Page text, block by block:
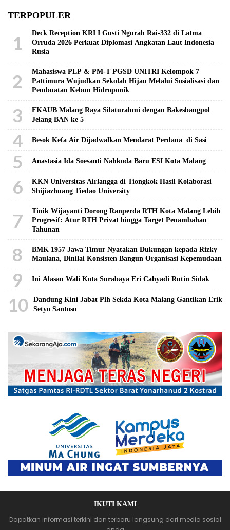
TERPOPULER
1
Deck Reception KRI I Gusti Ngurah Rai-332 di Latma
Orruda 2026 Perkuat Diplomasi Angkatan Laut Indonesia–
Rusia
2
Mahasiswa PLP & PM-T PGSD UNITRI Kelompok 7
Pattimura Wujudkan Sekolah Hijau Melalui Sosialisasi dan
Pembuatan Kebun Hidroponik
3
FKAUB Malang Raya Silaturahmi dengan Bakesbangpol
Jelang BAN ke 5
4 Besok Kefa Air Dijadwalkan Mendarat Perdana di Sasi
5 Anastasia Ida Soesanti Nahkoda Baru ESI Kota Malang
6
KKN Universitas Airlangga di Tiongkok Hasil Kolaborasi ​
Shijiazhuang Tiedao University
7
Tinik Wijayanti Dorong Ranperda RTH Kota Malang Lebih
Progresif: Atur RTH Privat hingga Target Penambahan
Tahunan
8
BMK 1957 Jawa Timur Nyatakan Dukungan kepada Rizky
Maulana, Dinilai Konsisten Bangun Organisasi Kepemudaan
9 Ini Alasan Wali Kota Surabaya Eri Cahyadi Rutin Sidak
10
Dandung Kini Jabat Plh Sekda Kota Malang Gantikan Erik
Setyo Santoso
IKUTI KAMI
Dapatkan informasi terkini dan terbaru langsung dari media sosial